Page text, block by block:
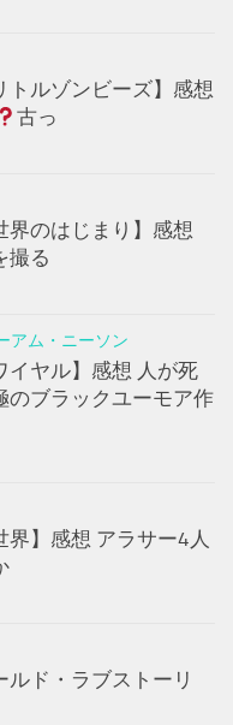
トルゾンビーズ】感想
古っ
界のはじまり】感想
撮る
アム・ニーソン
イヤル】感想 人が死
のブラックユーモア作
】感想 アラサー4人
ド・ラブストーリ